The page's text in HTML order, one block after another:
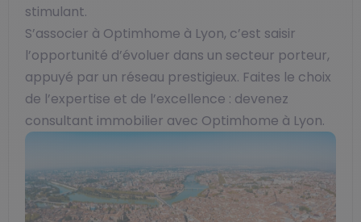
stimulant.
S’associer à Optimhome à Lyon, c’est saisir
l’opportunité d’évoluer dans un secteur porteur,
appuyé par un réseau prestigieux. Faites le choix
de l’expertise et de l’excellence : devenez
consultant immobilier avec Optimhome à Lyon.